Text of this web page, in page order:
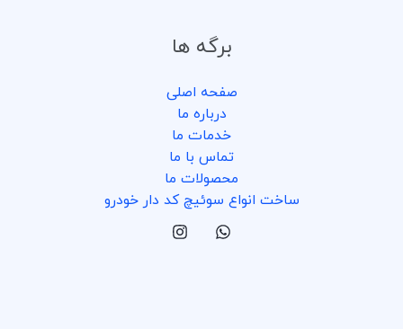
برگه ها
صفحه اصلی
درباره ما
خدمات ما
تماس با ما
محصولات ما
ساخت انواع سوئیچ کد دار خودرو